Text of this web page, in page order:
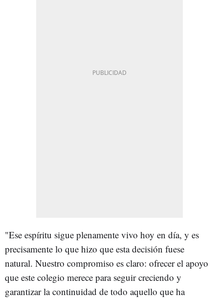
"Ese espíritu sigue plenamente vivo hoy en día, y es
precisamente lo que hizo que esta decisión fuese
natural. Nuestro compromiso es claro: ofrecer el apoyo
que este colegio merece para seguir creciendo y
garantizar la continuidad de todo aquello que ha